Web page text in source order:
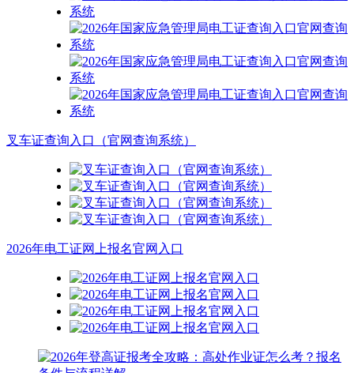
叉车证查询入口（官网查询系统）
2026年电工证网上报名官网入口